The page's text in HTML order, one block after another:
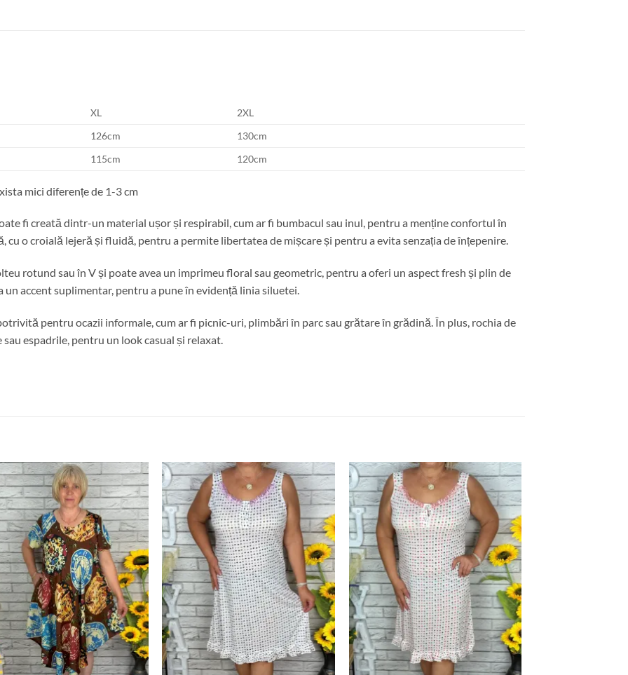
XL
2XL
126cm
130cm
115cm 120cm
mici diferențe de 1-3 cm
fi creată dintr-un material ușor și respirabil, cum ar fi bumbacul sau inul, pentru a menține confortul în
cu o croială lejeră și fluidă, pentru a permite libertatea de mișcare și pentru a evita senzația de înțepenire.
rotund sau în V și poate avea un imprimeu floral sau geometric, pentru a oferi un aspect fresh și plin de
un accent suplimentar, pentru a pune în evidență linia siluetei.
pentru ocazii informale, cum ar fi picnic-uri, plimbări în parc sau grătare în grădină. În plus, rochia de
espadrile, pentru un look casual și relaxat.
Adauga
la
favorite
Adauga
favorite
Adauga
la
favorite